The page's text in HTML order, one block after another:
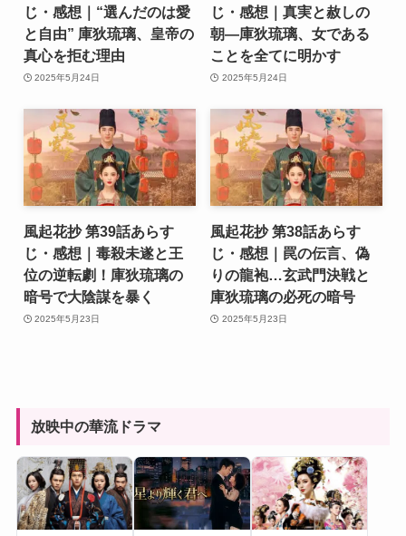
じ・感想｜“選んだのは愛
と自由” 庫狄琉璃、皇帝の
真心を拒む理由
2025年5月24日
じ・感想｜真実と赦しの
朝―庫狄琉璃、女である
ことを全てに明かす
2025年5月24日
風起花抄 第39話あらす
じ・感想｜毒殺未遂と王
位の逆転劇！庫狄琉璃の
暗号で大陰謀を暴く
2025年5月23日
風起花抄 第38話あらす
じ・感想｜罠の伝言、偽
りの龍袍…玄武門決戦と
庫狄琉璃の必死の暗号
2025年5月23日
放映中の華流ドラマ